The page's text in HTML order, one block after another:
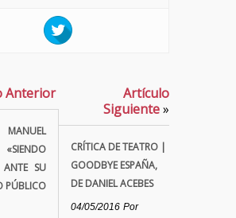
Anterior
MANUEL
«SIENDO
ANTE SU
PÚBLICO
Artículo
Siguiente»
CRÍTICA DE TEATRO |
GOODBYE ESPAÑA,
DE DANIEL ACEBES
04/05/2016 Por